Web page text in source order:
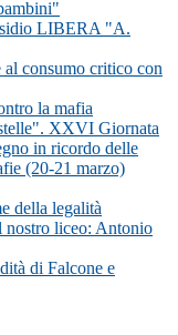
LIBERA "A.
consumo critico con
la mafia
XXVI Giornata
in ricordo delle
(20-21 marzo)
della legalità
nostro liceo: Antonio
di Falcone e